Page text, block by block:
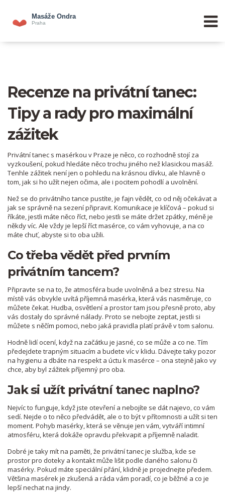
Recenze na privátní tanec:
Tipy a rady pro maximální
zážitek
Privátní tanec s masérkou v Praze je něco, co rozhodně stojí za
vyzkoušení, pokud hledáte něco trochu jiného než klasickou masáž.
Tenhle zážitek není jen o pohledu na krásnou dívku, ale hlavně o
tom, jak si ho užít nejen očima, ale i pocitem pohodlí a uvolnění.
Než se do privátního tance pustíte, je fajn vědět, co od něj očekávat a
jak se správně na sezení připravit. Komunikace je klíčová – pokud si
říkáte, jestli máte něco říct, nebo jestli se máte držet zpátky, méně je
někdy víc. Ale vždy je lepší říct masérce, co vám vyhovuje, a na co
máte chuť, abyste si to oba užili.
Co třeba vědět před prvním
privátním tancem?
Připravte se na to, že atmosféra bude uvolněná a bez stresu. Na
místě vás obvykle uvítá příjemná masérka, která vás nasměruje, co
můžete čekat. Hudba, osvětlení a prostor tam jsou přesně proto, aby
vás dostaly do správné nálady. Proto se nebojte zeptat, jestli si
můžete s něčím pomoci, nebo jaká pravidla platí právě v tom salonu.
Hodně lidí ocení, když na začátku je jasné, co se může a co ne. Tím
předejdete trapným situacím a budete víc v klidu. Dávejte taky pozor
na hygienu a dbáte na respekt a úctu k masérce – ona stejně jako vy
chce, aby byl zážitek příjemný pro oba.
Jak si užít privátní tanec naplno?
Nejvíc to funguje, když jste otevření a nebojíte se dát najevo, co vám
sedí. Nejde o to něco předvádět, ale o to být v přítomnosti a užít si ten
moment. Pohyb masérky, která se věnuje jen vám, vytváří intimní
atmosféru, která dokáže opravdu překvapit a příjemně naladit.
Dobré je taky mít na paměti, že privátní tanec je služba, kde se
prostor pro doteky a kontakt může lišit podle daného salonu či
masérky. Pokud máte speciální přání, klidně je projednejte předem.
Většina masérek je zkušená a ráda vám poradí, co je běžné a co je
lepší nechat na jindy.